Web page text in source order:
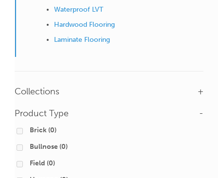
Waterproof LVT
Hardwood Flooring
Laminate Flooring
Collections +
Product Type -
Brick (0)
Bullnose (0)
Field (0)